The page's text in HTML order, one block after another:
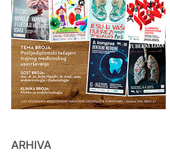
ARHIVA